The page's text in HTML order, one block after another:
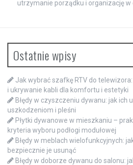
utrzymanie porządku i organizację w
Ostatnie wpisy
Jak wybrać szafkę RTV do
i ukrywanie kabli dla komfortu i estetyki
Błędy w czyszczeniu dywanu: jak ich
uszkodzeniom i pleśni
Płytki dywanowe w mieszkaniu –
kryteria wyboru podłogi modułowej
Błędy w meblach wielofunkcyjnych:
bezpiecznie je usunąć
Błędy w doborze dywanu do salonu: